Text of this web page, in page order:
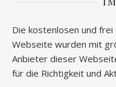
Die kostenlosen und
Webseite wurden mit
Anbieter dieser
für die Richtigkeit und